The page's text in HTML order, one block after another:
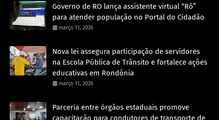
Governo de RO lança assistente virtual “Rô”
para atender população no Portal do Cidadão
março 11, 2026
Nova lei assegura participação de servidores
na Escola Pública de Trânsito e fortalece ações
educativas em Rondônia
março 11, 2026
Parceria entre órgãos estaduais promove
capacitação para condutores de transporte de